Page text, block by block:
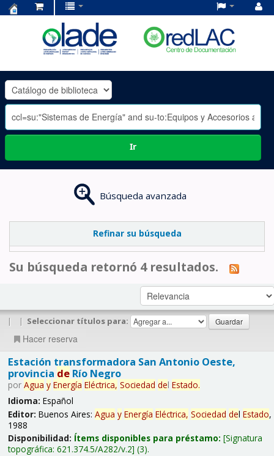
OLADE
-
Ir
Búsqueda avanzada
Refinar su búsqueda
Su búsqueda retornó 4 resultados.
| | Seleccionar títulos para:
Hacer reserva
Estación transformadora San Antonio Oeste,
provincia deRío Negro
por Agua y Energía Eléctrica, Sociedad del Estado.
Idioma: Español
Editor: Buenos Aires: Agua y Energía Eléctrica, Sociedad del Estado,
1988
Disponibilidad: Ítems disponibles para préstamo: Signatura
topográfica: 621.374.5/A282/v.2 (3).